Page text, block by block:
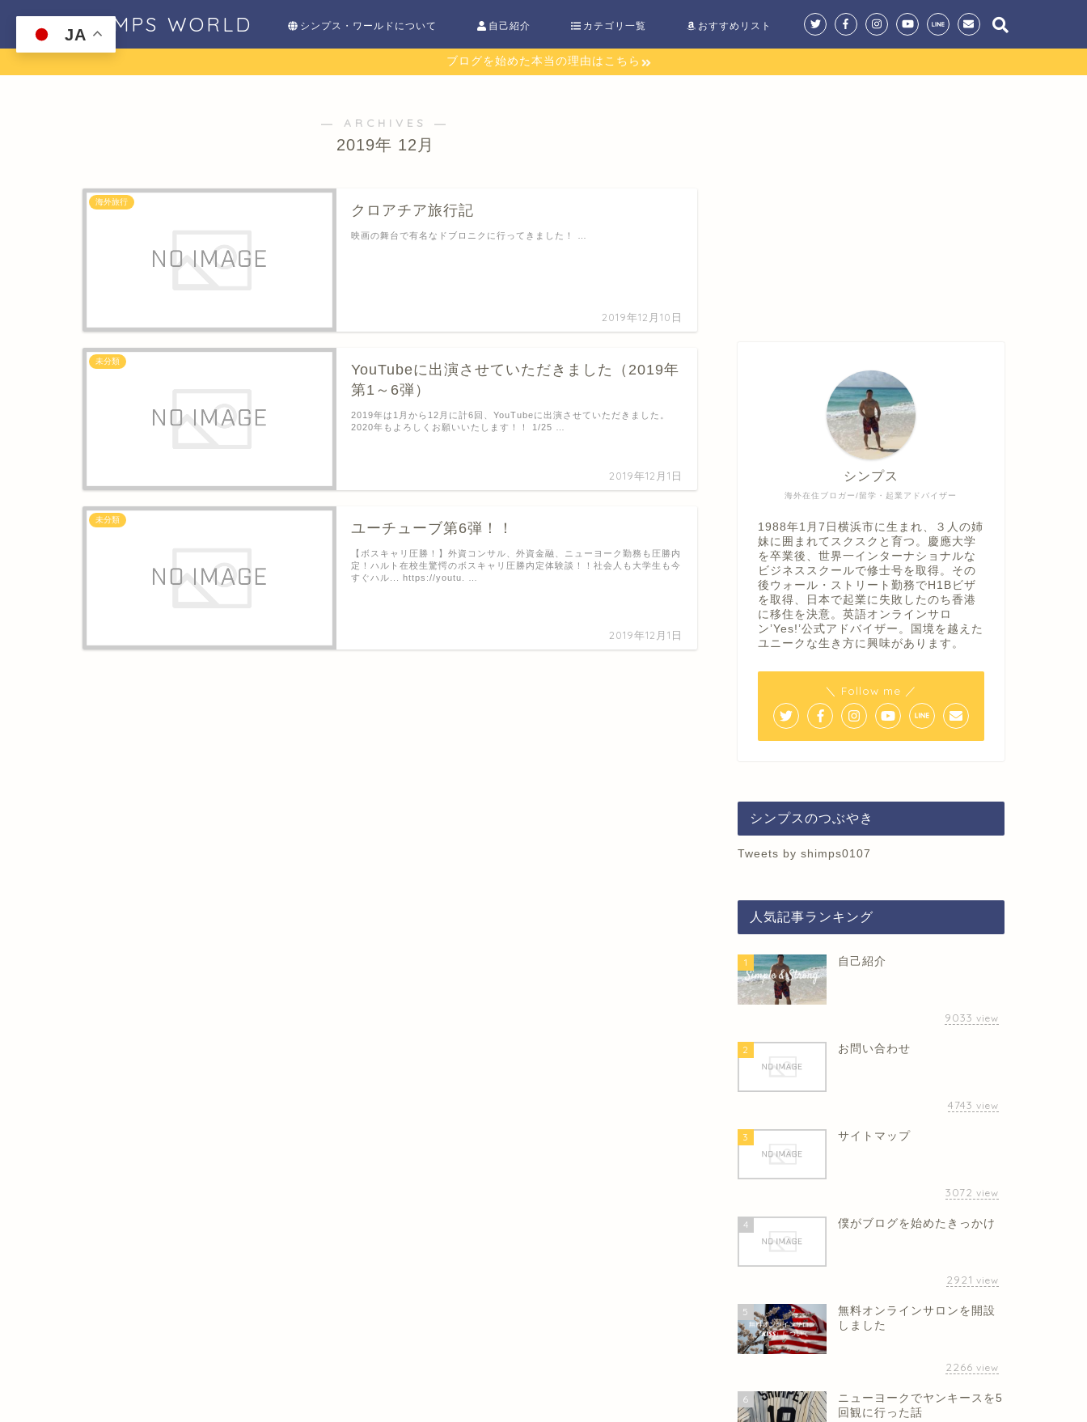
SHIMPS WORLD シンプス・ワールドについて 自己紹介 カテゴリ一覧 おすすめリスト
ブログを始めた本当の理由はこちら
― ARCHIVES ―
2019年 12月
海外旅行
クロアチア旅行記
2019年12月10日
映画の舞台で有名なドブロニクに行ってきました！ …
未分類
YouTubeに出演させていただきました（2019年
第1～6弾）
2019年12月1日
2019年は1月から12月に計6回、YouTubeに出演させていただきました。
2020年もよろしくお願いいたします！！ 1/25 …
未分類
ユーチューブ第6弾！！
2019年12月1日
【ボスキャリ圧勝！】外資コンサル、外資金融、ニューヨーク勤務も圧勝内
定！ハルト在校生驚愕のボスキャリ圧勝内定体験談！！社会人も大学生も今
すぐハル... https://youtu. …
海外在住ブロガー/留学・起業アドバイザー
シンプス
1988年1月7日横浜市に生まれ、３人の姉
妹に囲まれてスクスクと育つ。慶應大学
を卒業後、世界一インターナショナルな
ビジネススクールで修士号を取得。その
後ウォール・ストリート勤務でH1Bビザ
を取得、日本で起業に失敗したのち香港
に移住を決意。英語オンラインサロ
ン’Yes!’公式アドバイザー。国境を越えた
ユニークな生き方に興味があります。
＼ Follow me ／
シンプスのつぶやき
Tweets by shimps0107
人気記事ランキング
1 自己紹介
9033 view
2 お問い合わせ
4743 view
3 サイトマップ
3072 view
4 僕がブログを始めたきっかけ
2921 view
5
無料オンラインサロンを開設
しました
2266 view
6
ニューヨークでヤンキースを5
回観に行った話
JA